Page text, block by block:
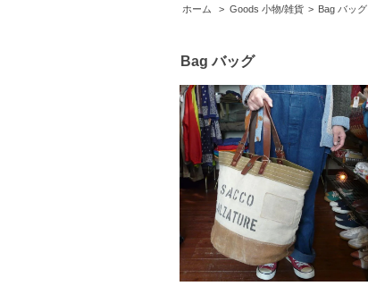
ホーム > Goods 小物/雑貨 > Bag バッグ
Bag バッグ